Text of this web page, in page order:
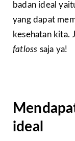
badan ideal
yang dapat
kesehatan kita.
fatloss saja ya!
ideal